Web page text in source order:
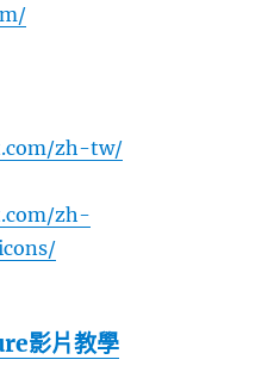
zh-tw/
zh-
影片教學